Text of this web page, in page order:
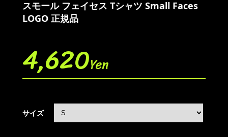
スモール フェイセス Tシャツ Small Faces
LOGO 正規品
4,620Yen
サイズ